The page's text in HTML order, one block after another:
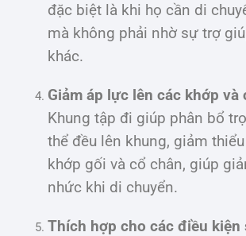
đặc biệt là khi họ cần di
mà không phải nhờ sự trợ
khác.
Giảm áp lực lên các khớp và
Khung tập đi giúp phân bổ
thể đều lên khung, giảm
khớp gối và cổ chân, giúp
nhức khi di chuyển.
Thích hợp cho các điều